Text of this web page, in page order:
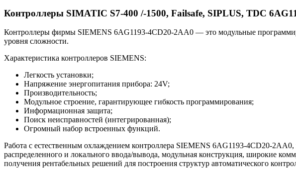
Контроллеры SIMATIC S7-400 /-1500, Failsafe, SIPLUS, TDC
Контроллеры фирмы SIEMENS 6AG1193-4CD20-2AA0 — это модульные
уровня сложности.
Характеристика контроллеров SIEMENS:
Легкость установки;
Напряжение энергопитания прибора: 24V;
Производительность;
Модульное строение, гарантирующее гибкость программирования;
Информационная защита;
Поиск неисправностей (интегрированная);
Огромный набор встроенных функций.
Работа с естественным охлаждением контроллера SIEMENS 6AG1193-4CD20-
распределенного и локального ввода/вывода, модульная конструкция, широкие
получения рентабельных решений для построения структур автоматического